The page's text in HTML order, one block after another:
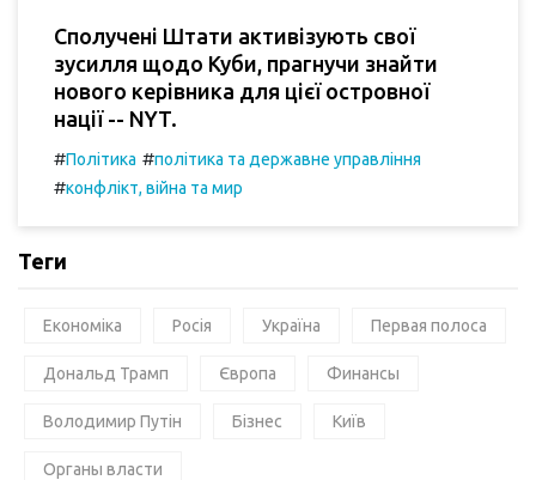
Сполучені Штати активізують свої
зусилля щодо Куби, прагнучи знайти
нового керівника для цієї островної
нації -- NYT.
#Політика #політика та державне управління
#конфлікт, війна та мир
Теги
Економіка Росія Україна Первая полоса
Дональд Трамп Європа Финансы
Володимир Путін Бізнес Київ
Органы власти